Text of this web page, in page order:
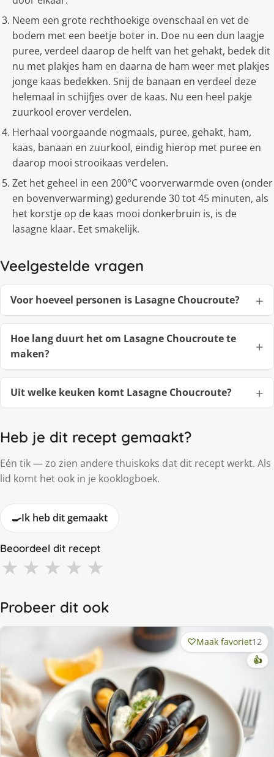
Neem een grote rechthoekige ovenschaal en vet de
bodem met een beetje boter in. Doe nu een dun laagje
puree, verdeel daarop de helft van het gehakt, bedek dit
nu met plakjes ham en daarna de ham weer met plakjes
jonge kaas bedekken. Snij de banaan en verdeel deze
helemaal in schijfjes over de kaas. Nu een heel pakje
zuurkool erover verdelen.
Herhaal voorgaande nogmaals, puree, gehakt, ham,
kaas, banaan en zuurkool, eindig hierop met puree en
daarop mooi strooikaas verdelen.
Zet het geheel in een 200°C voorverwarmde oven (onder
en bovenverwarming) gedurende 30 tot 45 minuten, als
het korstje op de kaas mooi donkerbruin is, is de
lasagne klaar. Eet smakelijk.
Veelgestelde vragen
Voor hoeveel personen is Lasagne Choucroute?
Hoe lang duurt het om Lasagne Choucroute te
maken?
Uit welke keuken komt Lasagne Choucroute?
Heb je dit recept gemaakt?
Eén tik — zo zien andere thuiskoks dat dit recept werkt. Als
lid komt het ook in je kooklogboek.
🍳Ik heb dit gemaakt
Beoordeel dit recept
★ ★ ★ ★ ★
Probeer dit ook
Maak favoriet12
👍